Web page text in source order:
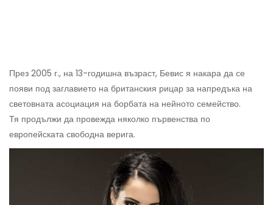
През 2005 г., на 13-годишна възраст, Бевис я накара да се
появи под заглавието на британския рицар за напредъка на
световната асоциация на борбата на нейното семейство.
Тя продължи да провежда няколко първенства по
европейската свободна верига.